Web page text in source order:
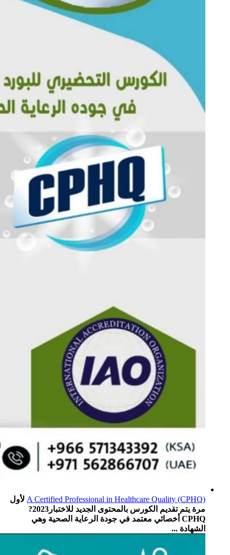
A Certified Professional in Healthcare Quality (CPHQ) لأول
مرة يتم تقديم الكورس بالمحتوى الجديد للاختبار2023?
CPHQ أخصائي معتمد في جودة الرعاية الصحية وهي
الشهادة ...